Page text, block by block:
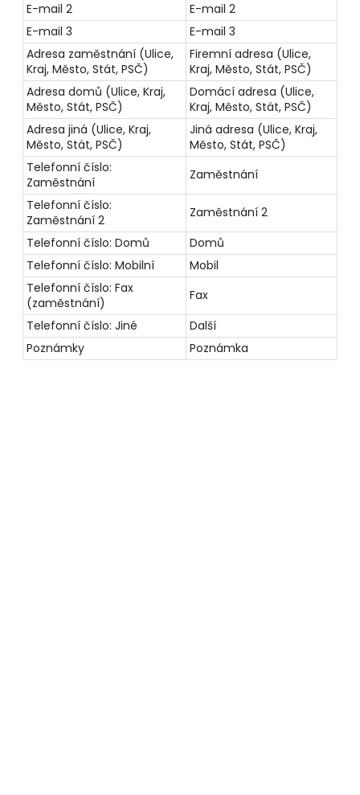
E-mail 2
E-mail 2
E-mail 3
E-mail 3
Adresa zaměstnání (Ulice,
Kraj, Město, Stát, PSČ)
Firemní adresa (Ulice,
Kraj, Město, Stát, PSČ)
Adresa domů (Ulice, Kraj,
Město, Stát, PSČ)
Domácí adresa (Ulice,
Kraj, Město, Stát, PSČ)
Adresa jiná (Ulice, Kraj,
Město, Stát, PSČ)
Jiná adresa (Ulice, Kraj,
Město, Stát, PSČ)
Telefonní číslo:
Zaměstnání
Zaměstnání
Telefonní číslo:
Zaměstnání 2
Zaměstnání 2
Telefonní číslo: Domů
Domů
Telefonní číslo: Mobilní
Mobil
Telefonní číslo: Fax
(zaměstnání)
Fax
Telefonní číslo: Jiné
Další
Poznámky
Poznámka